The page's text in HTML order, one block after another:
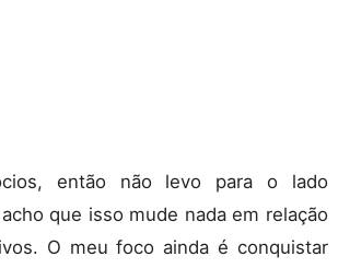
então não levo para o lado
que isso mude nada em relação
O meu foco ainda é conquistar